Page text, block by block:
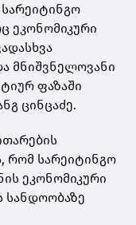
ეკონომიკური
მნიშვნელოვანი
ფაზაში
ცინცაძე.
რომ სარეიტინგო
ეკონომიკური
სანდოობაზე